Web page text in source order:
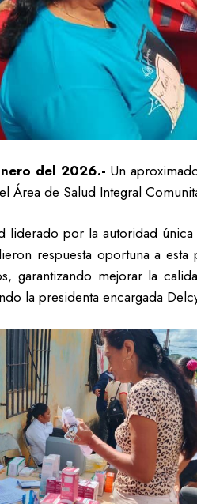
del 2026.- Un
Área de Salud Integral
liderado por la autoridad
respuesta oportuna a
garantizando mejorar la
la presidenta encargada